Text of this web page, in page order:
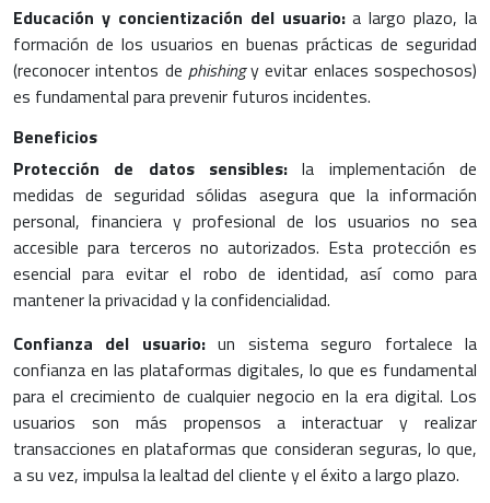
Educación y concientización del usuario:a largo plazo, la
formación de los usuarios en buenas prácticas de seguridad
(reconocer intentos de phishingy evitar enlaces sospechosos)
es fundamental para prevenir futuros incidentes.
Beneficios
Protección de datos sensibles: la implementación de
medidas de seguridad sólidas asegura que la información
personal, financiera y profesional de los usuarios no sea
accesible para terceros no autorizados. Esta protección es
esencial para evitar el robo de identidad, así como para
mantener la privacidad y la confidencialidad.
Confianza del usuario:un sistema seguro fortalece la
confianza en las plataformas digitales, lo que es fundamental
para el crecimiento de cualquier negocio en la era digital. Los
usuarios son más propensos a interactuar y realizar
transacciones en plataformas que consideran seguras, lo que,
a su vez, impulsa la lealtad del cliente y el éxito a largo plazo.